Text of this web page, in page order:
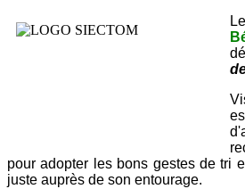
pour adopter les bons gestes de tri
juste auprès de son entourage.